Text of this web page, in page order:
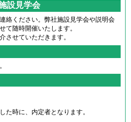
設見学会
絡ください。弊社施設見学会や説明会
て随時開催いたします。
させていただきます。
た時に、内定者となります。